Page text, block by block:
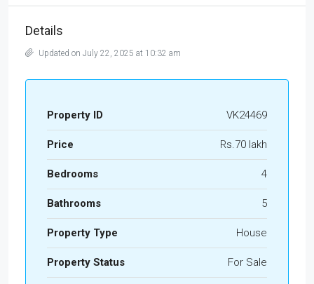
Details
Updated on July 22, 2025 at 10:32 am
Property ID VK24469
Price Rs.70 lakh
Bedrooms 4
Bathrooms 5
Property Type House
Property Status For Sale